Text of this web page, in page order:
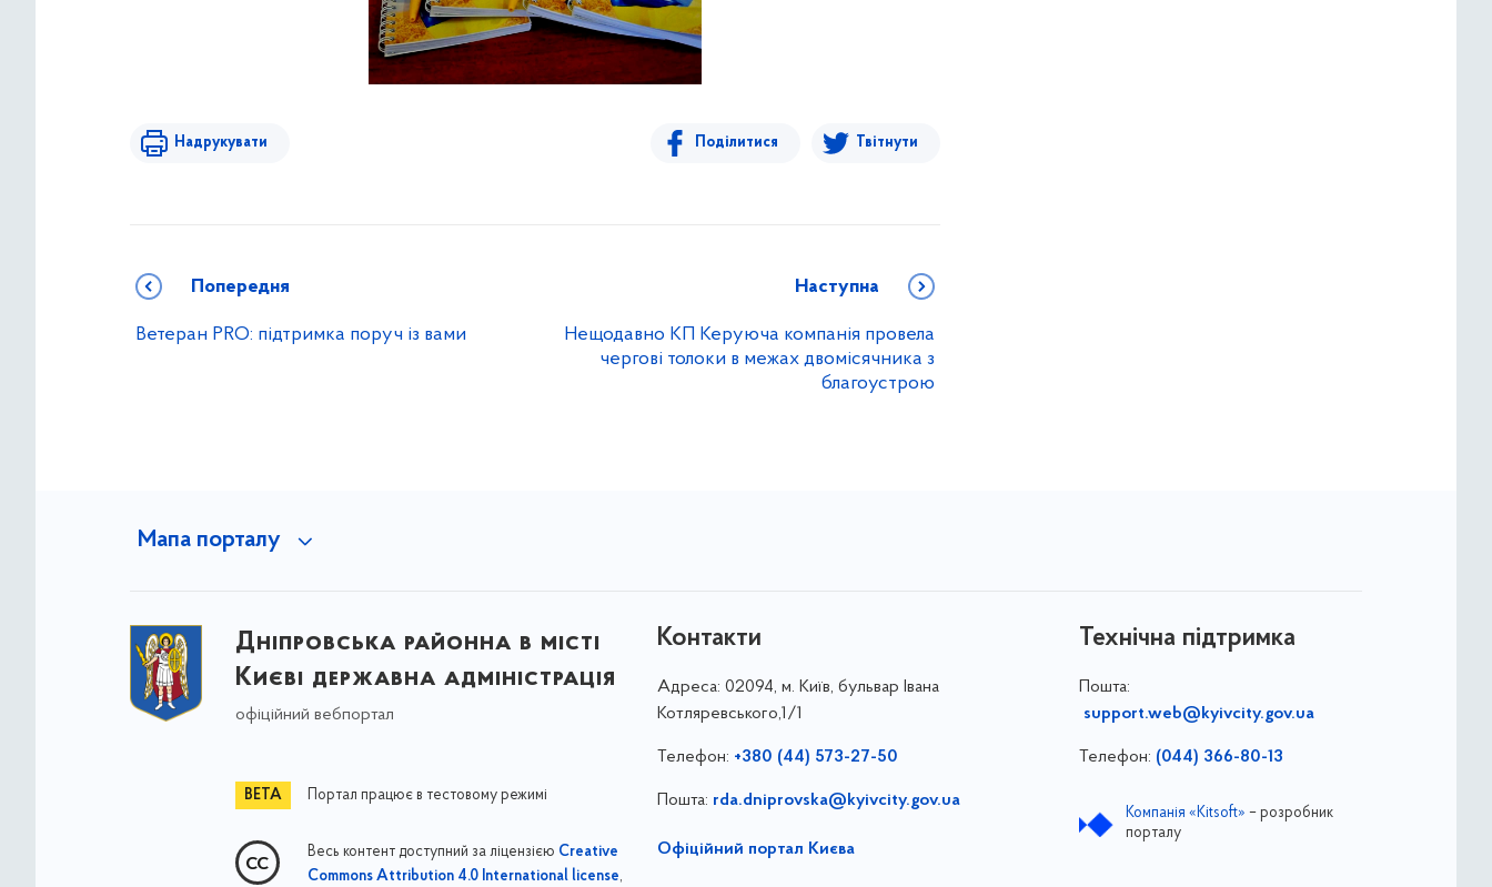
Надрукувати Поділитися Твітнути
Попередня
Ветеран PRO: підтримка поруч із вами
Наступна
Нещодавно КП Керуюча компанія провела
чергові толоки в межах двомісячника з
благоустрою
Мапа порталу
Дніпровська районна в місті
Києві державна адміністрація
офіційний вебпортал
Портал працює в тестовому режимі
Весь контент доступний за ліцензією Creative
Commons Attribution 4.0 International license,
Контакти
Адреса: 02094, м. Київ, бульвар Івана
Котляревського,1/1
Телефон: +380 (44) 573-27-50
Пошта: rda.dniprovska@kyivcity.gov.ua
Офіційний портал Києва
Технічна підтримка
Пошта:
support.web@kyivcity.gov.ua
Телефон: (044) 366-80-13
Компанія «Kitsoft» – розробник
порталу